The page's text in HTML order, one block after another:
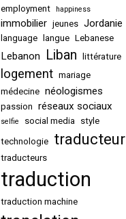
employment happiness
immobilier jeunes Jordanie
language langue Lebanese
Lebanon Liban littérature
logement mariage
médecine néologismes
passion réseaux sociaux
selfie social media style
technologie traducteur
traducteurs
traduction
traduction machine